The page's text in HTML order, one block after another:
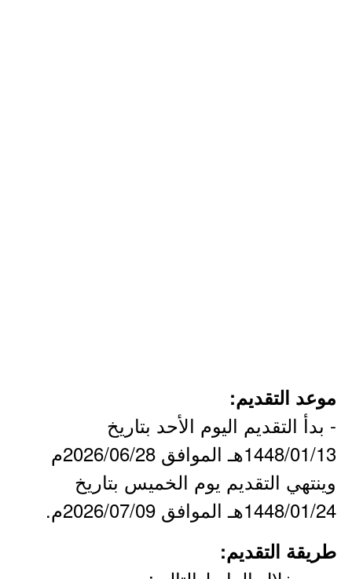
موعد التقديم:
- بدأ التقديم اليوم الأحد بتاريخ
1448/01/13هـ الموافق 2026/06/28م
وينتهي التقديم يوم الخميس بتاريخ
1448/01/24هـ الموافق 2026/07/09م.
طريقة التقديم: